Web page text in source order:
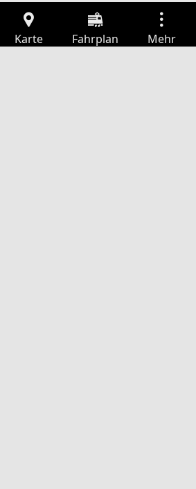
Karte Fahrplan Mehr